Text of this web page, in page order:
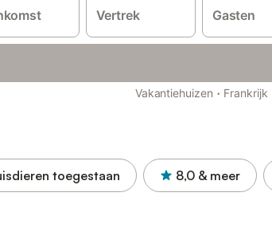
Vertrek Gasten
Vakantiehuizen · Frankrijk
toegestaan 8,0 & meer